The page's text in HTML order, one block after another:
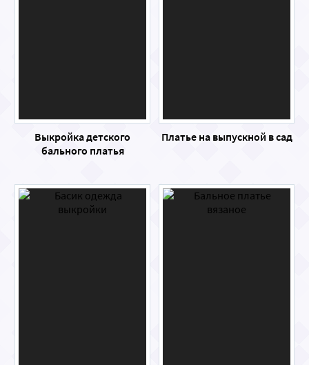
Выкройка детского
бального платья
Платье на выпускной в сад